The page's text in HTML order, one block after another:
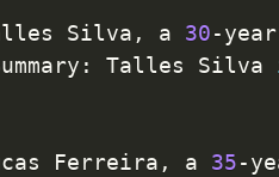
Silva , a 30-year
: Talles Silva
Ferreira , a 35-